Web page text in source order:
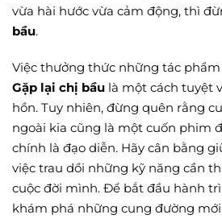
vừa hài hước vừa cảm động, thì
bầu.
Việc thưởng thức những tác
Gặp lại chị bầu là một cách tuyệt
hồn. Tuy nhiên, đừng quên rằng
ngoài kia cũng là một cuốn phim
chính là đạo diễn. Hãy cân bằng
việc trau dồi những kỹ năng cần
cuộc đời mình. Để bắt đầu hành
khám phá những cung đường